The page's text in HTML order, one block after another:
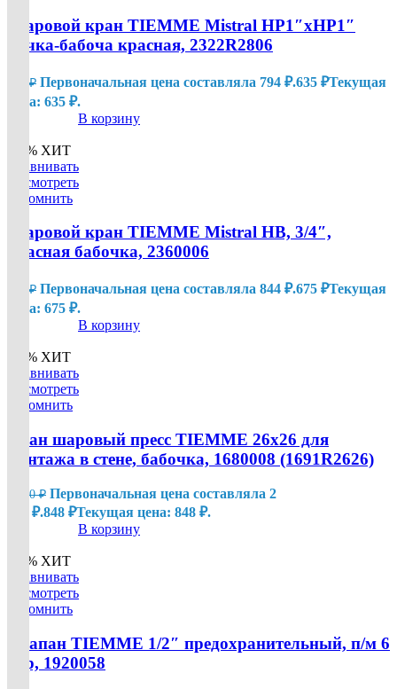
Шаровой кран TIEMME Mistral НР1″хНР1″
ручка-бабоча красная, 2322R2806
₽ Первоначальная цена составляла 794 ₽.635 ₽Текущая
цена: 635 ₽.
В корзину
-20% ХИТ
Сравнивать
Посмотреть
Запомнить
Шаровой кран TIEMME Mistral НВ, 3/4″,
красная бабочка, 2360006
₽ Первоначальная цена составляла 844 ₽.675 ₽Текущая
цена: 675 ₽.
В корзину
-60% ХИТ
Сравнивать
Посмотреть
Запомнить
Кран шаровый пресс TIEMME 26х26 для
монтажа в стене, бабочка, 1680008 (1691R2626)
2 120₽ Первоначальная цена составляла 2
120 ₽.848 ₽Текущая цена: 848 ₽.
В корзину
-20% ХИТ
Сравнивать
Посмотреть
Запомнить
Клапан TIEMME 1/2″ предохранительный, п/м 6
бар, 1920058